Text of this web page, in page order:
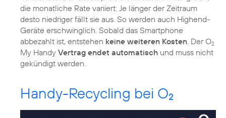
die monatliche Rate variiert: Je länger der Zeitraum
desto niedriger fällt sie aus. So werden auch Highend-
Geräte erschwinglich. Sobald das Smartphone
abbezahlt ist, entstehen keine weiteren Kosten. Der O2
My Handy Vertrag endet automatisch und muss nicht
gekündigt werden.
Handy-Recycling bei O2